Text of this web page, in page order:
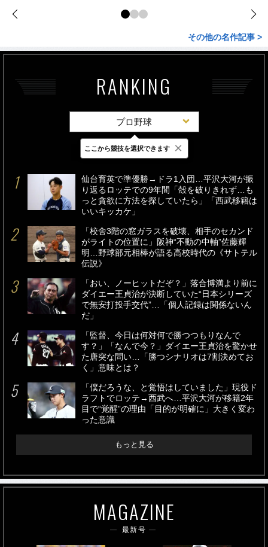
その他の名作記事 >
RANKING
プロ野球
最新 24時間 週間
仙台育英で準優勝→ドラ1入団…平沢大河が振
り返るロッテでの9年間「殻を破りきれず…も
っと貪欲に方法を探していたら」「西武移籍は
いいキッカケ」
「校舎3階の窓ガラスを破壊、相手のセカンド
がライトの位置に」阪神“不動の中軸”佐藤輝
明…野球部元相棒が語る高校時代の《サトテル
伝説》
「おい、ノーヒットだぞ？」落合博満より前に
ダイエー王貞治が決断していた“日本シリーズ
で無安打投手交代”…「個人記録は関係ないん
だ」
「監督、今日は何対何で勝つつもりなんで
す？」「なんで今？」ダイエー王貞治を驚かせ
た唐突な問い…「勝つシナリオは7割決めてお
く」意味とは？
「僕だろうな、と覚悟はしていました」現役ド
ラフトでロッテ→西武へ…平沢大河が移籍2年
目で“覚醒”の理由「目的が明確に」大きく変わ
った意識
もっと見る
MAGAZINE
最新号
ここから競技を選択できます ×